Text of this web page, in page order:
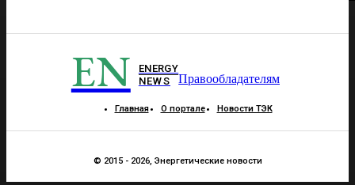
EN
ENERGY
NEWS
Правообладателям
Главная О портале Новости ТЭК
© 2015 - 2026, Энергетические новости